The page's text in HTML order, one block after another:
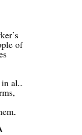
of
in all